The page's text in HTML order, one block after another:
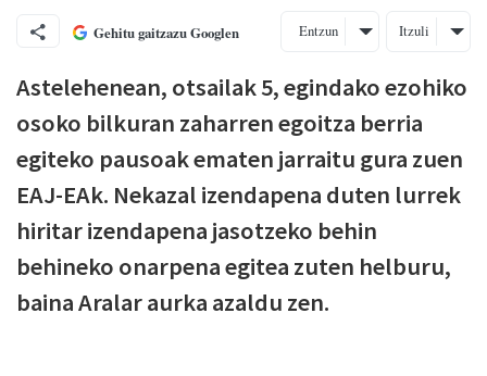
Gehitu gaitzazu Googlen Entzun Itzuli
Astelehenean, otsailak 5, egindako ezohiko
osoko bilkuran zaharren egoitza berria
egiteko pausoak ematen jarraitu gura zuen
EAJ-EAk. Nekazal izendapena duten lurrek
hiritar izendapena jasotzeko behin
behineko onarpena egitea zuten helburu,
baina Aralar aurka azaldu zen.